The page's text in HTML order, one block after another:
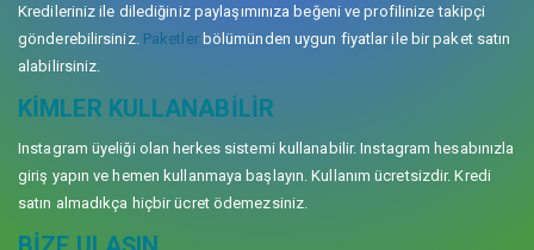
Kredileriniz ile dilediğiniz paylaşımınıza beğeni ve profilinize takipçi
gönderebilirsiniz. Paketlerbölümünden uygun fiyatlar ile bir paket satın
alabilirsiniz.
KIMLER KULLANABILIR
Instagram üyeliği olan herkes sistemi kullanabilir. Instagram hesabınızla
giriş yapın ve hemen kullanmaya başlayın. Kullanım ücretsizdir. Kredi
satın almadıkça hiçbir ücret ödemezsiniz.